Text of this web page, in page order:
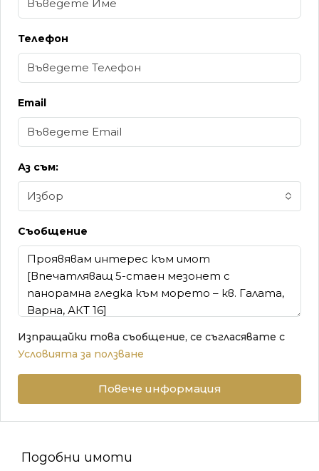
Телефон
Email
Аз съм:
Избор
Съобщение
Изпращайки това съобщение, се съгласявате с
Условията за ползване
Повече информация
Подобни имоти